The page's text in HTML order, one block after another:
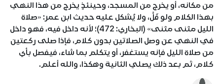
من مكانه، أو يخرج من المسجد، وحينئذٍ يخرج من هذا النهي
بهذا الكلام ولو قَلَّ، ولا يُشكل عليه حديث ابن عمر: «صلاة
الليل مثنى مثنى» (البخاري: 472)؛ لأنه داخل فيه، فهو داخل
في النهي عن وصل الصلاتين بدون كلام، فإذا صلى ركعتين
من صلاة الليل فإنه يستغفر، أو يتكلم بما شاء، فيفصل بأي
كلام، ثم بعد ذلك يصلي الثانية وهكذا، والله أعلم.